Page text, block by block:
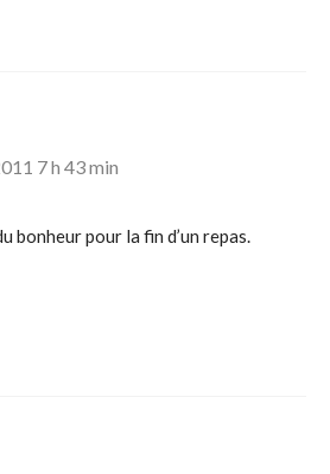
7 h 43 min
bonheur pour la fin d’un repas.